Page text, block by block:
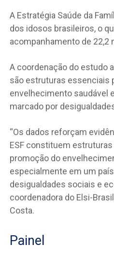
A Estratégia Saúde da
dos idosos brasileiros, o
acompanhamento de 22,2
A coordenação do estudo
são estruturas essenciais
envelhecimento saudável
marcado por
“Os dados reforçam
ESF constituem
promoção do
especialmente em um
desigualdades sociais e
coordenadora do Elsi-
Costa.
Painel